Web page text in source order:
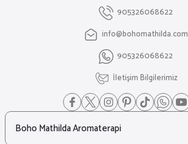
905326068622
info@bohomathilda.com
905326068622
İletişim Bilgilerimiz
Boho Mathilda Aromaterapi